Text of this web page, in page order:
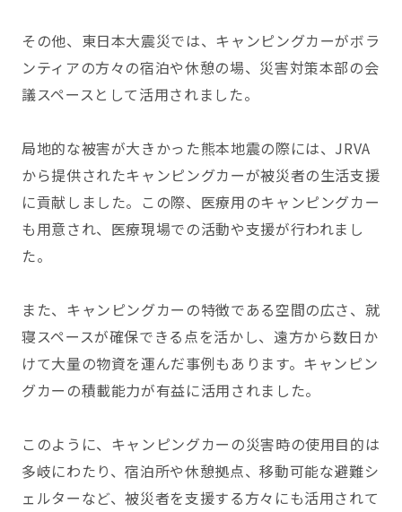
その他、東日本大震災では、キャンピングカーがボラ
ンティアの方々の宿泊や休憩の場、災害対策本部の会
議スペースとして活用されました。
局地的な被害が大きかった熊本地震の際には、JRVA
から提供されたキャンピングカーが被災者の生活支援
に貢献しました。この際、医療用のキャンピングカー
も用意され、医療現場での活動や支援が行われまし
た。
また、キャンピングカーの特徴である空間の広さ、就
寝スペースが確保できる点を活かし、遠方から数日か
けて大量の物資を運んだ事例もあります。キャンピン
グカーの積載能力が有益に活用されました。
このように、キャンピングカーの災害時の使用目的は
多岐にわたり、宿泊所や休憩拠点、移動可能な避難シ
ェルターなど、被災者を支援する方々にも活用されて